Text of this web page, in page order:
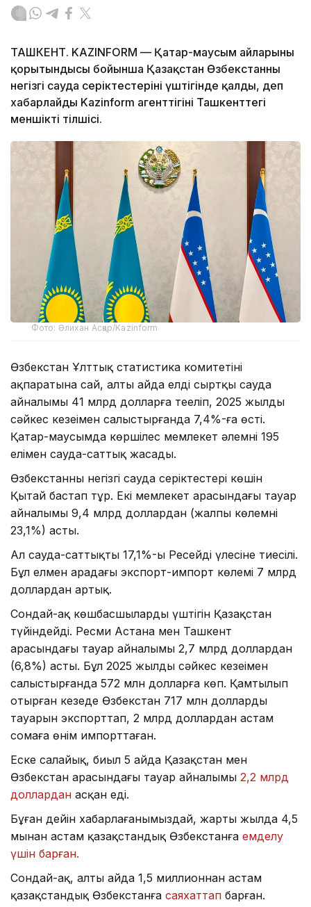
ТАШКЕНТ. KAZINFORM — Қаңтар-маусым айларының
қорытындысы бойынша Қазақстан Өзбекстанның
негізгі сауда серіктестерінің үштігінде қалды, деп
хабарлайды Kazinform агенттігінің Ташкенттегі
меншікті тілшісі.
Фото: Әлихан Асқар/Kazinform
Өзбекстан Ұлттық статистика комитетінің
ақпаратына сай, алты айда елдің сыртқы сауда
айналымы 41 млрд долларға теңеліп, 2025 жылдың
сәйкес кезеңімен салыстырғанда 7,4%-ға өсті.
Қаңтар-маусымда көршілес мемлекет әлемнің 195
елімен сауда-саттық жасады.
Өзбекстанның негізгі сауда серіктестері көшін
Қытай бастап тұр. Екі мемлекет арасындағы тауар
айналымы 9,4 млрд доллардан (жалпы көлемнің
23,1%) асты.
Ал сауда-саттықтың 17,1%-ы Ресейдің үлесіне тиесілі.
Бұл елмен арадағы экспорт-импорт көлемі 7 млрд
доллардан артық.
Сондай-ақ көшбасшылардың үштігін Қазақстан
түйіндейді. Ресми Астана мен Ташкент
арасындағы тауар айналымы 2,7 млрд доллардан
(6,8%) асты. Бұл 2025 жылдың сәйкес кезеңімен
салыстырғанда 572 млн долларға көп. Қамтылып
отырған кезеңде Өзбекстан 717 млн доллардың
тауарын экспорттап, 2 млрд доллардан астам
сомаға өнім импорттаған.
Еске салайық, биыл 5 айда Қазақстан мен
Өзбекстан арасындағы тауар айналымы 2,2 млрд
доллардан асқан еді.
Бұған дейін хабарлағанымыздай, жарты жылда 4,5
мыңнан астам қазақстандық Өзбекстанға емделу
үшін барған.
Сондай-ақ, алты айда 1,5 миллионнан астам
қазақстандық Өзбекстанға саяхаттап барған.